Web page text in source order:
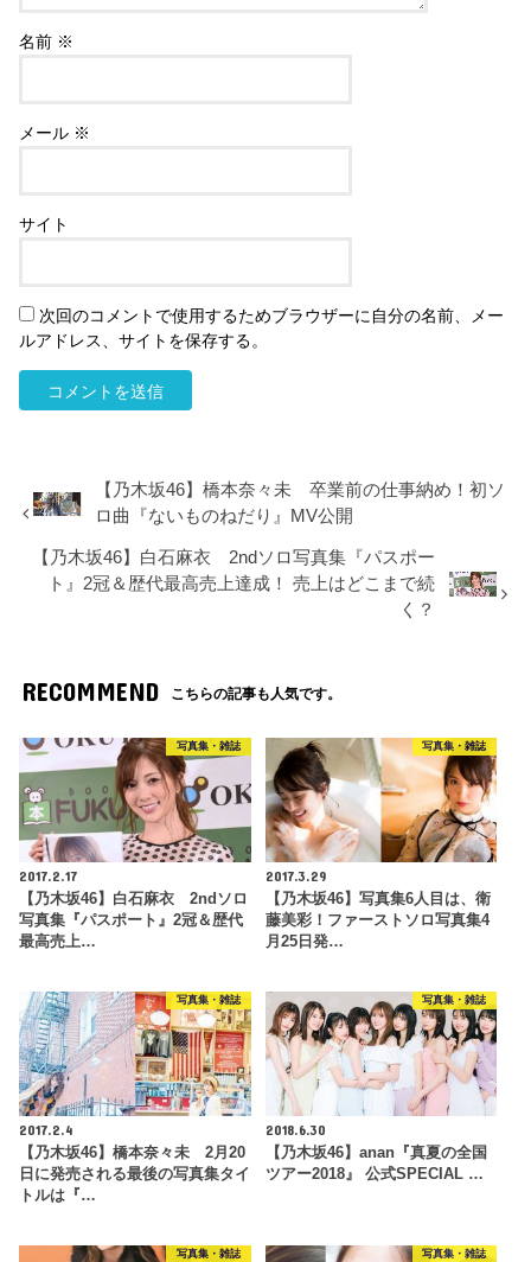
名前 ※
メール ※
サイト
次回のコメントで使用するためブラウザーに自分の名前、メー
ルアドレス、サイトを保存する。
【乃木坂46】橋本奈々未 卒業前の仕事納め！初ソ
ロ曲『ないものねだり』MV公開
【乃木坂46】白石麻衣 2ndソロ写真集『パスポー
ト』2冠＆歴代最高売上達成！ 売上はどこまで続
く？
RECOMMEND こちらの記事も人気です。
写真集・雑誌
2017.2.17
【乃木坂46】白石麻衣 2ndソロ
写真集『パスポート』2冠＆歴代
最高売上…
写真集・雑誌
2017.3.29
【乃木坂46】写真集6人目は、衛
藤美彩！ファーストソロ写真集4
月25日発…
写真集・雑誌
2017.2.4
【乃木坂46】橋本奈々未 2月20
日に発売される最後の写真集タイ
トルは『…
写真集・雑誌
2018.6.30
【乃木坂46】anan『真夏の全国
ツアー2018』 公式SPECIAL …
写真集・雑誌 写真集・雑誌